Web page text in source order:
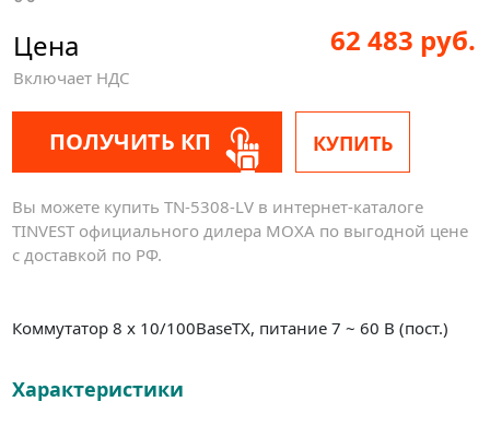
Цена
Включает НДС
62 483 руб.
ПОЛУЧИТЬ КП КУПИТЬ
Вы можете купить TN-5308-LV в интернет-каталоге
TINVEST официального дилера MOXA по выгодной цене
с доставкой по РФ.
Коммутатор 8 x 10/100BaseTX, питание 7 ~ 60 В (пост.)
Характеристики